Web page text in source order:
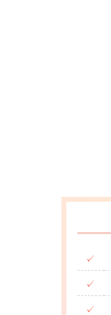
✓
✓
✓